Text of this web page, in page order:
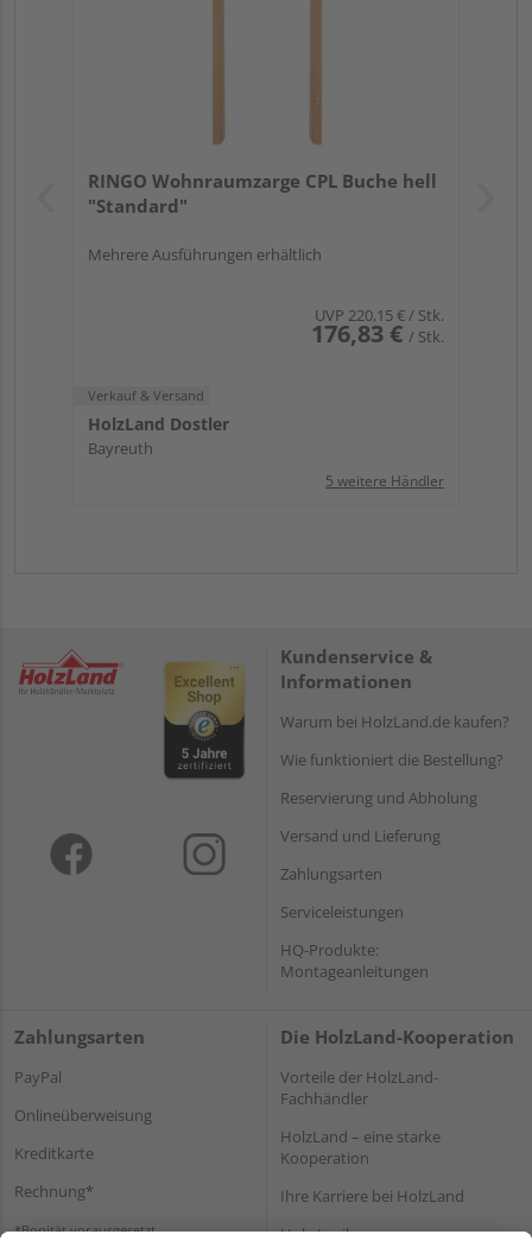
RINGO Wohnraumzarge CPL Buche hell
"Standard"
Mehrere Ausführungen erhältlich
UVP 220,15 €/ Stk.
176,83 € / Stk.
Verkauf & Versand
HolzLand Dostler
Bayreuth
5 weitere Händler
Kundenservice &
Informationen
Warum bei HolzLand.de kaufen?
Wie funktioniert die Bestellung?
Reservierung und Abholung
Versand und Lieferung
Zahlungsarten
Serviceleistungen
HQ-Produkte:
Montageanleitungen
Zahlungsarten
PayPal
Onlineüberweisung
Kreditkarte
Rechnung*
*Bonität vorausgesetzt
Die HolzLand-Kooperation
Vorteile der HolzLand-
Fachhändler
HolzLand – eine starke
Kooperation
Ihre Karriere bei HolzLand
Holz-Lexikon